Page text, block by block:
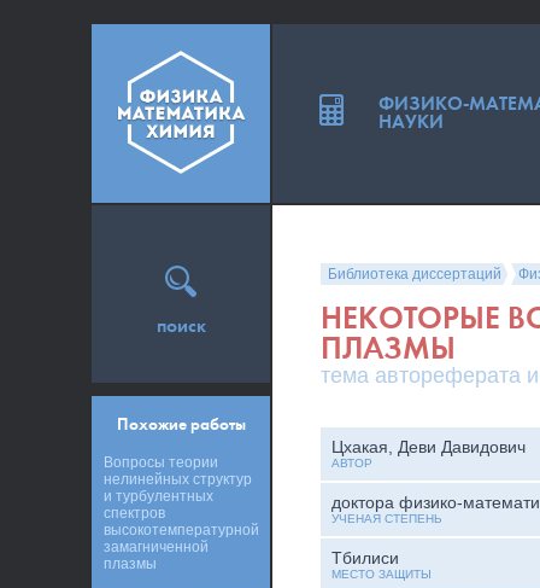
Библиотека диссертаций
НЕКОТОРЫЕ
ПЛАЗМЫ
тема автореферата
Цхакая, Деви Давидович
АВТОР
доктора физико-
УЧЕНАЯ СТЕПЕНЬ
Тбилиси
МЕСТО ЗАЩИТЫ
поиск
Похожие работы
Вопросы теории
нелинейных структур
и турбулентных
спектров
высокотемпературной
замагниченной
плазмы
ФИЗИКО-
НАУКИ